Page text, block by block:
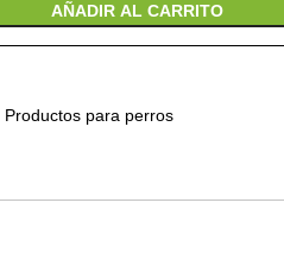
AÑADIR AL CARRITO
Productos para perros